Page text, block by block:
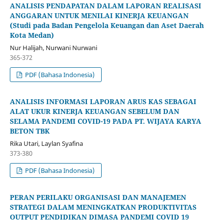
ANALISIS PENDAPATAN DALAM LAPORAN REALISASI
ANGGARAN UNTUK MENILAI KINERJA KEUANGAN
(Studi pada Badan Pengelola Keuangan dan Aset Daerah
Kota Medan)
Nur Halijah, Nurwani Nurwani
365-372
PDF (Bahasa Indonesia)
ANALISIS INFORMASI LAPORAN ARUS KAS SEBAGAI
ALAT UKUR KINERJA KEUANGAN SEBELUM DAN
SELAMA PANDEMI COVID-19 PADA PT. WIJAYA KARYA
BETON TBK
Rika Utari, Laylan Syafina
373-380
PDF (Bahasa Indonesia)
PERAN PERILAKU ORGANISASI DAN MANAJEMEN
STRATEGI DALAM MENINGKATKAN PRODUKTIVITAS
OUTPUT PENDIDIKAN DIMASA PANDEMI COVID 19